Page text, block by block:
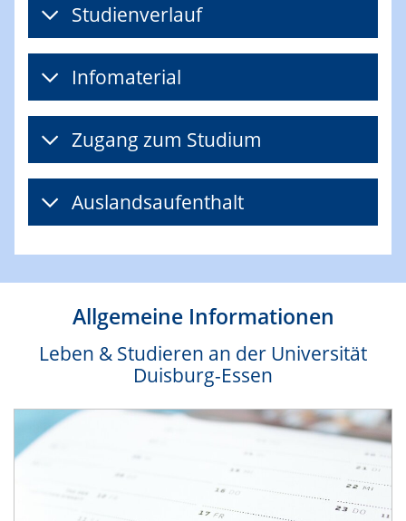
Studienverlauf​​
Infomaterial
Zugang zum Studium
Auslandsaufenthalt
Allgemeine Informationen
Leben & Studieren an der Universität
Duisburg-Essen